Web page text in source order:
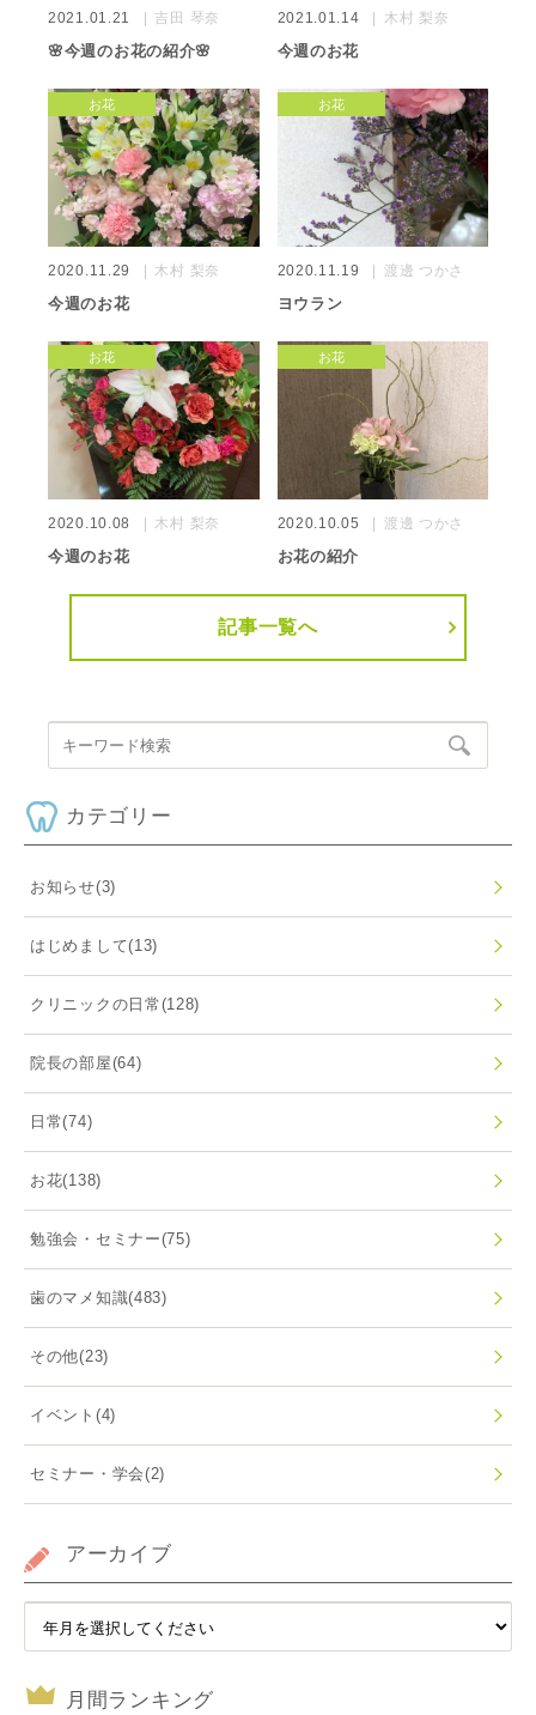
2021.01.21 吉田 琴奈
🌸今週のお花の紹介🌸
2021.01.14 木村 梨奈
今週のお花
お花
2020.11.29 木村 梨奈
今週のお花
お花
2020.11.19 渡邊 つかさ
ヨウラン
お花
2020.10.08 木村 梨奈
今週のお花
お花
2020.10.05 渡邊 つかさ
お花の紹介
記事一覧へ
カテゴリー
お知らせ(3)
はじめまして(13)
クリニックの日常(128)
院長の部屋(64)
日常(74)
お花(138)
勉強会・セミナー(75)
歯のマメ知識(483)
その他(23)
イベント (4)
セミナー・学会(2)
アーカイブ
月間ランキング